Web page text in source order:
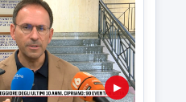
▶